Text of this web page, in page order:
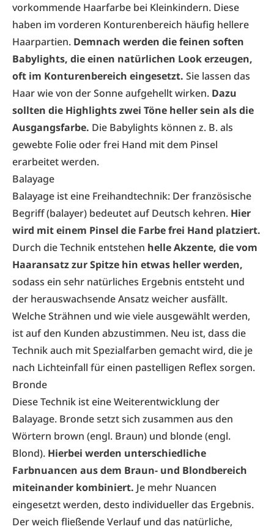
vorkommende Haarfarbe bei Kleinkindern. Diese
haben im vorderen Konturenbereich häufig hellere
Haarpartien. Demnach werden die feinen soften
Babylights, die einen natürlichen Look erzeugen,
oft im Konturenbereich eingesetzt. Sie lassen das
Haar wie von der Sonne aufgehellt wirken. Dazu
sollten die Highlights zwei Töne heller sein als die
Ausgangsfarbe. Die Babylights können z. B. als
gewebte Folie oder frei Hand mit dem Pinsel
erarbeitet werden.
Balayage
Balayage ist eine Freihandtechnik: Der französische
Begriff (balayer) bedeutet auf Deutsch kehren. Hier
wird mit einem Pinsel die Farbe frei Hand platziert.
Durch die Technik entstehen helle Akzente, die vom
Haaransatz zur Spitze hin etwas heller werden,
sodass ein sehr natürliches Ergebnis entsteht und
der herauswachsende Ansatz weicher ausfällt.
Welche Strähnen und wie viele ausgewählt werden,
ist auf den Kunden abzustimmen. Neu ist, dass die
Technik auch mit Spezialfarben gemacht wird, die je
nach Lichteinfall für einen pastelligen Reflex sorgen.
Bronde
Diese Technik ist eine Weiterentwicklung der
Balayage. Bronde setzt sich zusammen aus den
Wörtern brown (engl. Braun) und blonde (engl.
Blond). Hierbei werden unterschiedliche
Farbnuancen aus dem Braun- und Blondbereich
miteinander kombiniert. Je mehr Nuancen
eingesetzt werden, desto individueller das Ergebnis.
Der weich fließende Verlauf und das natürliche,